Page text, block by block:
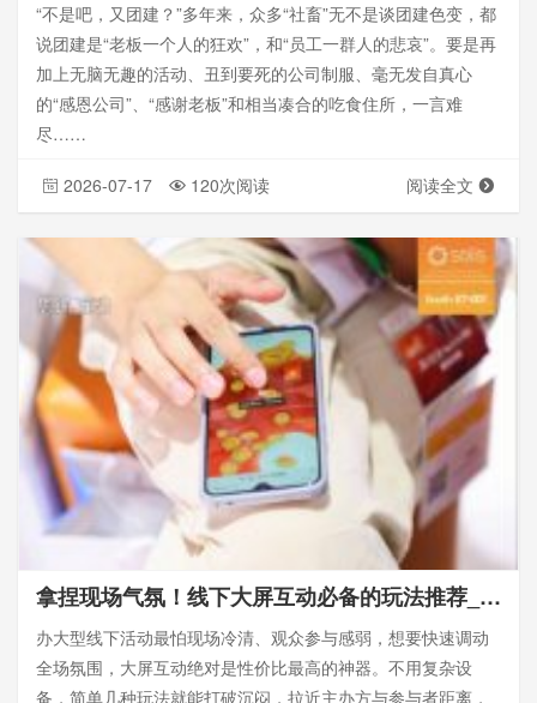
“不是吧，又团建？”多年来，众多“社畜”无不是谈团建色变，都
说团建是“老板一个人的狂欢”，和“员工一群人的悲哀”。要是再
加上无脑无趣的活动、丑到要死的公司制服、毫无发自真心
的“感恩公司”、“感谢老板”和相当凑合的吃食住所，一言难
尽……
2026-07-17 120次阅读 阅读全文
拿捏现场气氛！线下大屏互动必备的玩法推荐_思讯互动
办大型线下活动最怕现场冷清、观众参与感弱，想要快速调动
全场氛围，大屏互动绝对是性价比最高的神器。不用复杂设
备，简单几种玩法就能打破沉闷，拉近主办方与参与者距离，